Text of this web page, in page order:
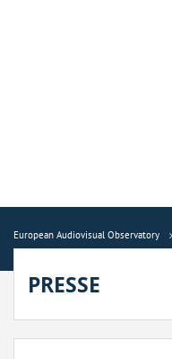
European Audiovisual Observatory
PRESSE